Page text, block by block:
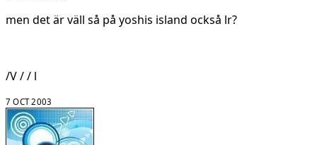
men det är väll så på yoshis island också lr?
/V / / l
7 OCT 2003